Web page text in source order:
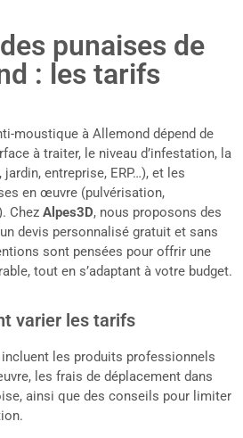
punaises de
: les tarifs
moustique à Allemond dépend de
à traiter, le niveau d’infestation, la
entreprise, ERP…), et les
en œuvre (pulvérisation,
Chez Alpes3D, nous proposons des
devis personnalisé gratuit et sans
sont pensées pour offrir une
tout en s’adaptant à votre budget.
varier les tarifs
les produits professionnels
les frais de déplacement dans
ainsi que des conseils pour limiter